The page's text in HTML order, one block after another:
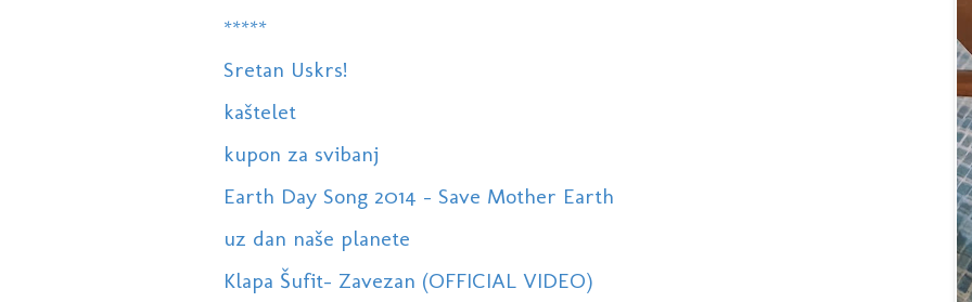
*****
Sretan Uskrs!
kaštelet
kupon za svibanj
Earth Day Song 2014 - Save Mother Earth
uz dan naše planete
Klapa Šufit- Zavezan (OFFICIAL VIDEO)